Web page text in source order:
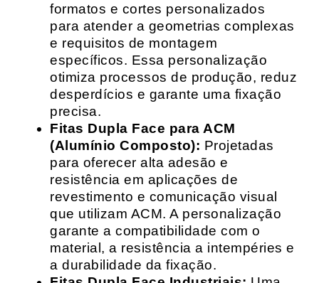
formatos e cortes personalizados
para atender a geometrias complexas
e requisitos de montagem
específicos. Essa personalização
otimiza processos de produção, reduz
desperdícios e garante uma fixação
precisa.
Fitas Dupla Face para ACM
(Alumínio Composto): Projetadas
para oferecer alta adesão e
resistência em aplicações de
revestimento e comunicação visual
que utilizam ACM. A personalização
garante a compatibilidade com o
material, a resistência a intempéries e
a durabilidade da fixação.